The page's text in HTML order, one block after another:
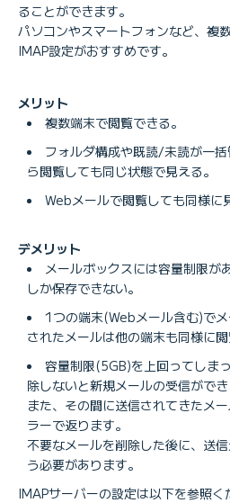
ることができます。
パソコンやスマートフォンなど、複
IMAP設定がおすすめです。
メリット
複数端末で閲覧できる。
フォルダ構成や既読/未読が一
ら閲覧しても同じ状態で見える。
Webメールで閲覧しても同様に
デメリット
メールボックスには容量制限が
しか保存できない。
1つの端末(Webメール含む)で
されたメールは他の端末も同様に閲
容量制限(5GB)を上回ってしま
除しないと新規メールの受信ができ
また、その間に送信されてきたメ
ラーで返ります。
不要なメールを削除した後に、送
う必要があります。
IMAPサーバーの設定は以下を参照く